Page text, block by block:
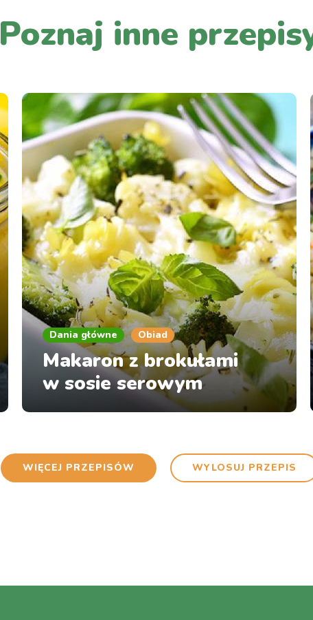
Poznaj inne
Dania główne Obiad
Makaron z brokułami
w sosie serowym
WIĘCEJ PRZEPISÓW WYLOSUJ PRZEPIS